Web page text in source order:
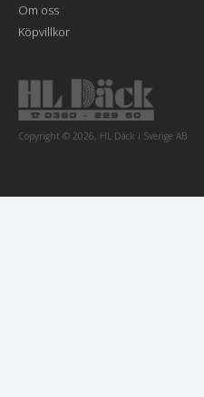
Om oss
Köpvillkor
Copyright © 2026, HL Däck i Sverige AB